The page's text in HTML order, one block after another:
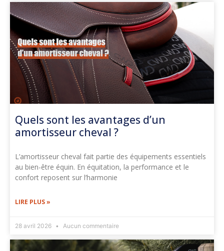
Quels sont les avantages d’un
amortisseur cheval ?
L’amortisseur cheval fait partie des équipements essentiels
au bien-être équin. En équitation, la performance et le
confort reposent sur l’harmonie
LIRE PLUS »
28 avril 2026 Aucun commentaire